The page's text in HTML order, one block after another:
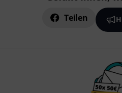
Teilen